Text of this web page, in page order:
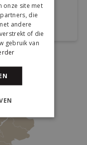
onze site met
die
andere
of die
gebruik van